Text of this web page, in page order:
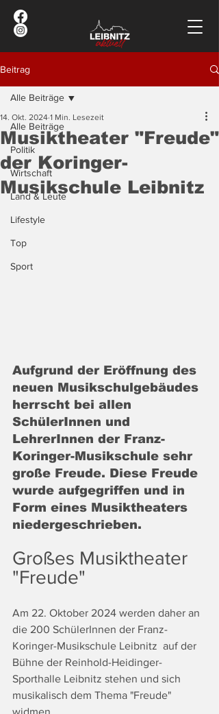
Beitrag
Alle Beiträge
Politik
Wirtschaft
Land & Leute
Lifestyle
Top
Sport
Alle Beiträge
Musiktheater "Freude"
der Koringer-
Musikschule Leibnitz
14. Okt. 2024 1 Min. Lesezeit
Aufgrund der Eröffnung des
neuen Musikschulgebäudes
herrscht bei allen
SchülerInnen und
LehrerInnen der Franz-
Koringer-Musikschule sehr
große Freude. Diese Freude
wurde aufgegriffen und in
Form eines Musiktheaters
niedergeschrieben.
Großes Musiktheater
"Freude"
Am 22. Oktober 2024 werden daher an
die 200 SchülerInnen der Franz-
Koringer-Musikschule Leibnitz  auf der
Bühne der Reinhold-Heidinger-
Sporthalle Leibnitz stehen und sich
musikalisch dem Thema "Freude"
widmen.